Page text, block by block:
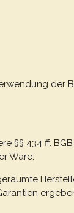
der
§§ 434 ff.
Ware.